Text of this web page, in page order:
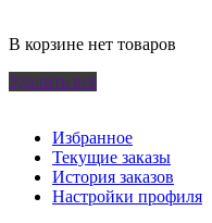
В корзине нет товаров
Удалить все
Избранное
Текущие заказы
История заказов
Настройки профиля